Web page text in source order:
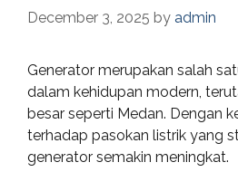
December 3, 2025 by admin
Generator merupakan salah
dalam kehidupan modern,
besar seperti Medan. Dengan
terhadap pasokan listrik yang
generator semakin meningkat.